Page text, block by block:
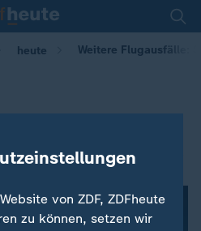
heute Weitere Flugausfälle:
weiter
von ZDF, ZDFheute
zu können, setzen wir